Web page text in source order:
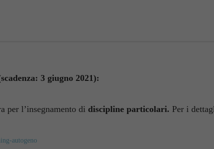
3 giugno 2021):
per l’insegnamento di discipline particolari. Per i
autogeno